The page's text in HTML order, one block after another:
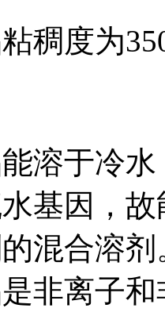
稠度为
溶于冷
基因，
混合溶剂
非离子